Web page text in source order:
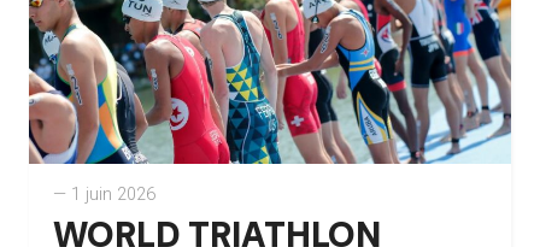
— 1 juin 2026
WORLD TRIATHLON